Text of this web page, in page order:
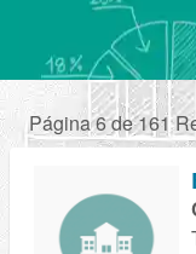
Página 6 de 161